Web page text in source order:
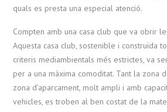
quals es presta una especial atenció.
Compten amb una casa club que va obrir
Aquesta casa club, sostenible i construïda
criteris mediambientals més estrictes, va
per a una màxima comoditat. Tant la zona
zona d’aparcament, molt ampli i amb
vehicles, es troben al ben costat de la